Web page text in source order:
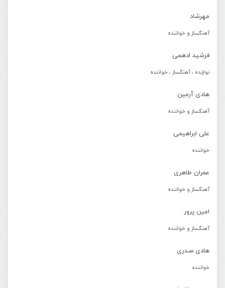
مهرشاد
آهنگساز و خواننده
فرشید ادهمی
نوازنده ، آهنگساز ، خواننده
هادی آرمین
آهنگساز و خواننده
علی ابراهیمی
خواننده
عمران طاهری
آهنگساز و خواننده
امین پرور
آهنگساز و خواننده
هادی صدری
خواننده